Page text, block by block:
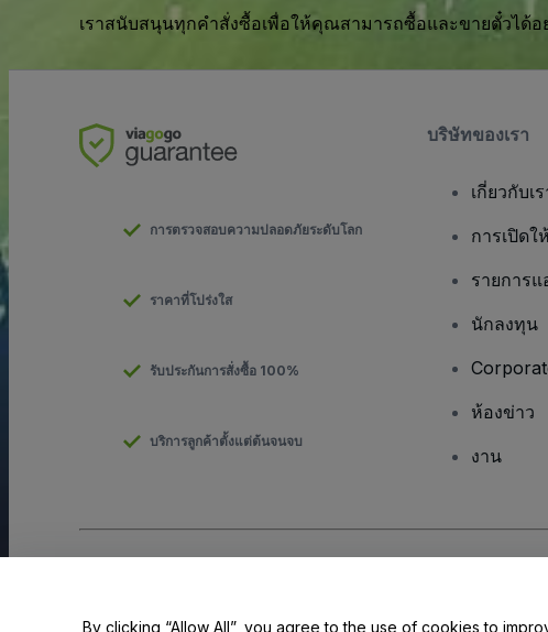
เราสนับสนุนทุกคําสั่งซื้อเพื่อให้คุณสามารถซื้อและขายตั๋วได้อ
การตรวจสอบความปลอดภัยระดับโลก
ราคาที่โปร่งใส
รับประกันการสั่งซื้อ 100%
บริการลูกค้าตั้งแต่ต้นจนจบ
บริษัทของเรา
เกี่ยวกับเร
การเปิด
รายการ
นักลงทุน
ห้องข่าว
งาน
ห้ามแชร์ข้อมูลส่วนบุคคลของฉัน/ทางเลือกเกี่ยวกับความเป็นส่วนตัวของคุณ
By clicking “Allow All”, you agree to the use of cookies to